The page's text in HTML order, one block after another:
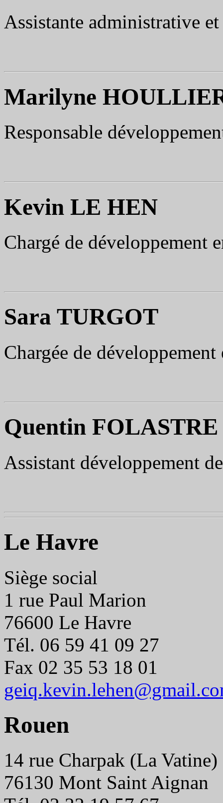
Assistante administrative
Marilyne
Responsable
Kevin LE HEN
Chargé de développement
Sara TURGOT
Chargée de
Quentin FOLASTRE
Assistant développement
Le Havre
Siège social
1 rue Paul Marion
76600 Le Havre
Tél. 06 59 41 09 27
Fax 02 35 53 18 01
Rouen
14 rue Charpak (La Vatine)
76130 Mont Saint Aignan